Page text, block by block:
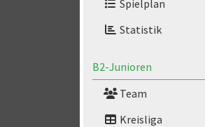
Spielplan
Statistik
B2-Junioren
Team
Kreisliga